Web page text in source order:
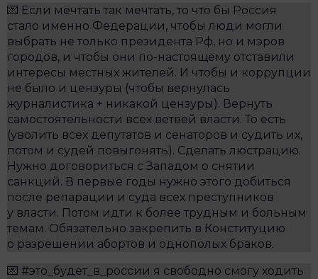
💌 Если мечтать так мечтать, то что бы Россия
стало именно Федерации, чтобы люди могли
выбрать не только президента Рф, но и мэров
городов, и чтобы они по-настоящему отставили
интересы местных жителей. И чтобы и коррупции
не было и цензуры (чтобы вернулась
журналистика + никакой цензуры). Вернуть
самостоятельности всех ветвей власти. То есть
(уволить всех депутатов и сенаторов и судить их,
потом и судей повыгонять). Сделать люстрацию.
Нужно договориться с Западом о снятии
санкций. В первые годы нужно этого добиться
после репарации и суда всех преступников
у власти. Потом идти к более трудным и больным
темам. Обязательно закрепить в Конституцию
о разрешении абортов и однополых браков.
💌 #это_будет_в_россии я свободно смогу ходить